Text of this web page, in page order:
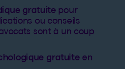
gratuite pour
ou conseils
sont à un coup
gratuite en